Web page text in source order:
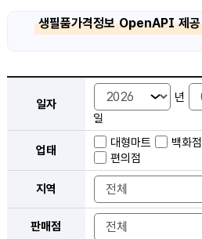
생필품가격정보 OpenAPI 제공
일자 년
일
업태
대형마트 백화점
편의점
지역
판매점